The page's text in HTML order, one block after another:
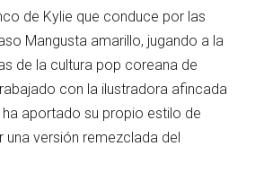
de Kylie que conduce por las
Mangusta amarillo, jugando a la
de la cultura pop coreana de
con la ilustradora afincada
ha aportado su propio estilo de
una versión remezclada del